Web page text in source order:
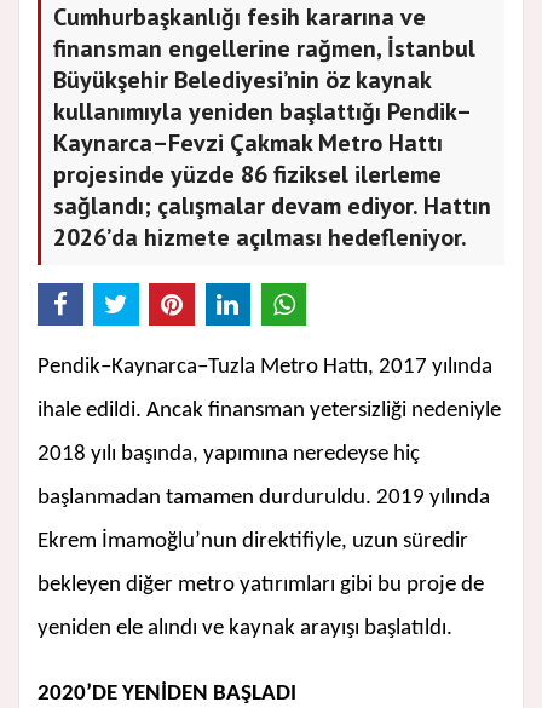
Cumhurbaşkanlığı fesih kararına ve
finansman engellerine rağmen, İstanbul
Büyükşehir Belediyesi’nin öz kaynak
kullanımıyla yeniden başlattığı Pendik–
Kaynarca–Fevzi Çakmak Metro Hattı
projesinde yüzde 86 fiziksel ilerleme
sağlandı; çalışmalar devam ediyor. Hattın
2026’da hizmete açılması hedefleniyor.
Pendik–Kaynarca–Tuzla Metro Hattı, 2017 yılında
ihale edildi. Ancak finansman yetersizliği nedeniyle
2018 yılı başında, yapımına neredeyse hiç
başlanmadan tamamen durduruldu. 2019 yılında
Ekrem İmamoğlu’nun direktifiyle, uzun süredir
bekleyen diğer metro yatırımları gibi bu proje de
yeniden ele alındı ve kaynak arayışı başlatıldı.
2020’DE YENİDEN BAŞLADI